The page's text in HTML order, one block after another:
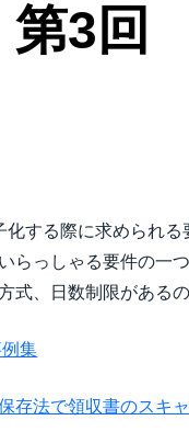
3回
化する際に求められ
らっしゃる要件の一
式、日数制限がある
集
存法で領収書のスキ